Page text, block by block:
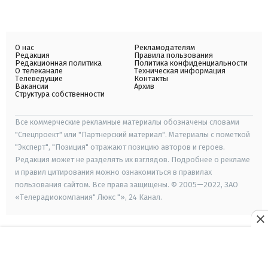
О нас
Редакция
Редакционная политика
О телеканале
Телеведущие
Вакансии
Структура собственности
Рекламодателям
Правила пользования
Политика конфиденциальности
Техническая информация
Контакты
Архив
Все коммерческие рекламные материалы обозначены словами
"Спецпроект" или "Партнерский материал". Материалы с пометкой
"Эксперт", "Позиция" отражают позицию авторов и героев.
Редакция может не разделять их взглядов. Подробнее о рекламе
и правил цитирования можно ознакомиться в правилах
пользования сайтом. Все права защищены. © 2005—2022, ЗАО
«Телерадиокомпания" Люкс "», 24 Канал.